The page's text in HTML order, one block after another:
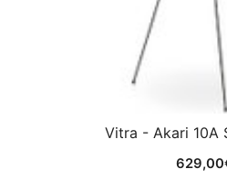
Vitra - Akari 10A
629,00